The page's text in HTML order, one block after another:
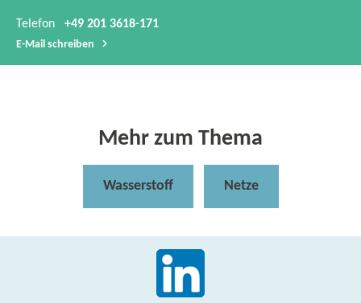
Telefon +49 201 3618-171
E-​Mail schreiben
Mehr zum Thema
Wasserstoff Netze